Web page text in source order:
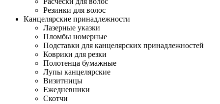
Резинки для волос
Канцелярские принадлежности
Лазерные указки
Пломбы номерные
Подставки для канцелярских принадлежностей
Коврики для резки
Полотенца бумажные
Лупы канцелярские
Визитницы
Ежедневники
Скотчи